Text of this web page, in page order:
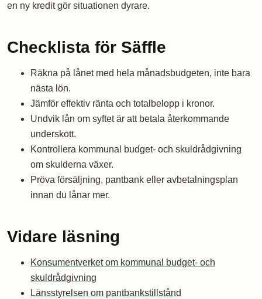
en ny kredit gör situationen dyrare.
Checklista för Säffle
Räkna på lånet med hela månadsbudgeten, inte bara
nästa lön.
Jämför effektiv ränta och totalbelopp i kronor.
Undvik lån om syftet är att betala återkommande
underskott.
Kontrollera kommunal budget- och skuldrådgivning
om skulderna växer.
Pröva försäljning, pantbank eller avbetalningsplan
innan du lånar mer.
Vidare läsning
Konsumentverket om kommunal budget- och
skuldrådgivning
Länsstyrelsen om pantbankstillstånd